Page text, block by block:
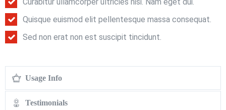
Quisque euismod elit pellentesque massa consequat.
Sed non erat non est suscipit tincidunt.
Usage Info
Testimonials